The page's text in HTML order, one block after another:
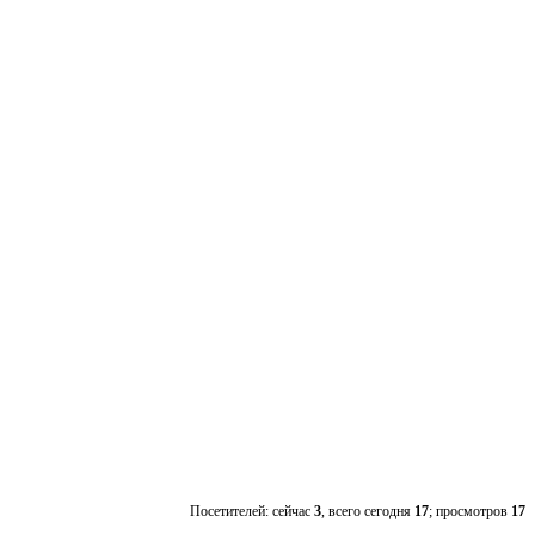
Посетителей: сейчас 3, всего сегодня 17; просмотров 17